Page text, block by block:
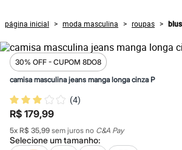
Masculino
Infantil
Calçados
Plus Size
2 calçados por R$189
2 peças por R$199
3 lingeries por R$99
3 itens de beleza por R$129
Até 20% off
Até 40% off
Até 60% off
A partir de 60% off
página inicial > moda masculina > roupas >
30% OFF - CUPOM 8DO8
camisa masculina jeans manga longa cinza P
(4)
R$ 179,99
5x R$ 35,99 sem juros no C&A Pay
Selecione umtamanho: